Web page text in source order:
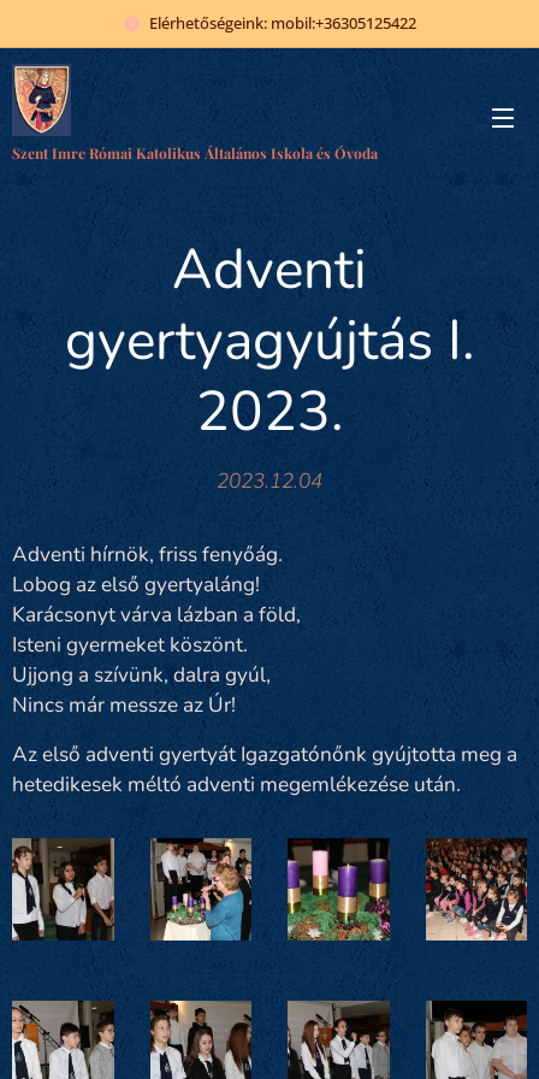
Elérhetőségeink: mobil:+36305125422
Szent Imre Római Katolikus Általános Iskola és Óvoda
Adventi
gyertyagyújtás I.
2023.
2023.12.04
Adventi hírnök, friss fenyőág.
Lobog az első gyertyaláng!
Karácsonyt várva lázban a föld,
Isteni gyermeket köszönt.
Ujjong a szívünk, dalra gyúl,
Nincs már messze az Úr!
Az első adventi gyertyát Igazgatónőnk gyújtotta meg a
hetedikesek méltó adventi megemlékezése után.